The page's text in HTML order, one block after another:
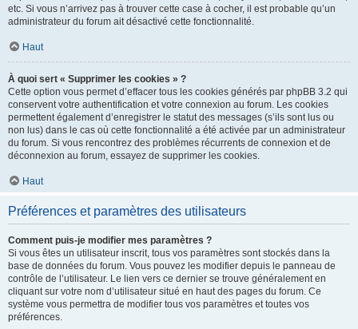
etc. Si vous n’arrivez pas à trouver cette case à cocher, il est probable qu’un
administrateur du forum ait désactivé cette fonctionnalité.
Haut
À quoi sert « Supprimer les cookies » ?
Cette option vous permet d’effacer tous les cookies générés par phpBB 3.2 qui
conservent votre authentification et votre connexion au forum. Les cookies
permettent également d’enregistrer le statut des messages (s’ils sont lus ou
non lus) dans le cas où cette fonctionnalité a été activée par un administrateur
du forum. Si vous rencontrez des problèmes récurrents de connexion et de
déconnexion au forum, essayez de supprimer les cookies.
Haut
Préférences et paramètres des utilisateurs
Comment puis-je modifier mes paramètres ?
Si vous êtes un utilisateur inscrit, tous vos paramètres sont stockés dans la
base de données du forum. Vous pouvez les modifier depuis le panneau de
contrôle de l’utilisateur. Le lien vers ce dernier se trouve généralement en
cliquant sur votre nom d’utilisateur situé en haut des pages du forum. Ce
système vous permettra de modifier tous vos paramètres et toutes vos
préférences.